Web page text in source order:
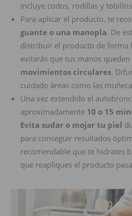
incluye codos, rodillas y
Para aplicar el producto, te
guante o una manopla. De
distribuir el producto de forma
evitarás que tus manos queden
movimientos circulares.
cuidado áreas como las
Una vez extendido el
aproximadamente 10 o 15
Evita sudar o mojar tu piel
para conseguir resultados
recomendable que te hidrates
que reapliques el producto